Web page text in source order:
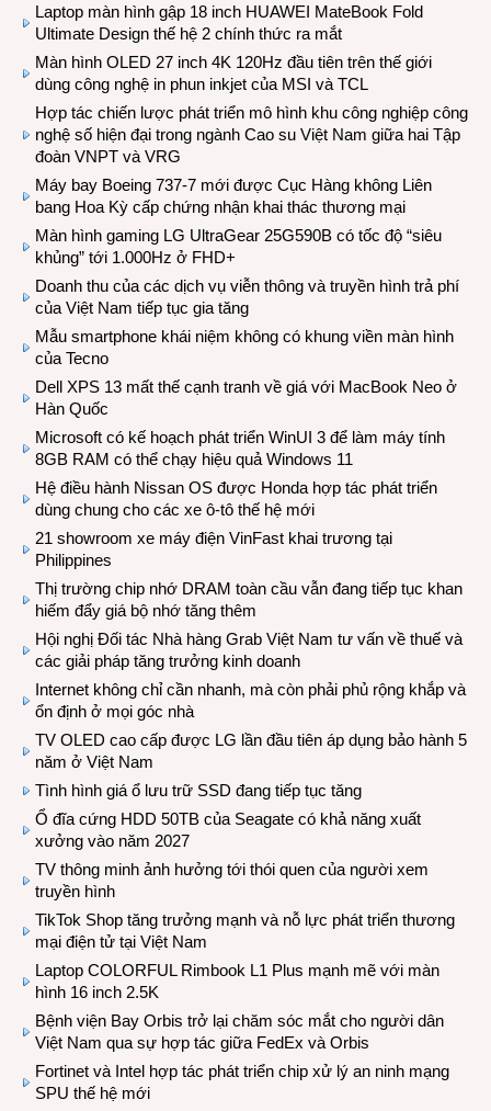
Laptop màn hình gập 18 inch HUAWEI MateBook Fold
Ultimate Design thế hệ 2 chính thức ra mắt
Màn hình OLED 27 inch 4K 120Hz đầu tiên trên thế giới
dùng công nghệ in phun inkjet của MSI và TCL
Hợp tác chiến lược phát triển mô hình khu công nghiệp công
nghệ số hiện đại trong ngành Cao su Việt Nam giữa hai Tập
đoàn VNPT và VRG
Máy bay Boeing 737-7 mới được Cục Hàng không Liên
bang Hoa Kỳ cấp chứng nhận khai thác thương mại
Màn hình gaming LG UltraGear 25G590B có tốc độ “siêu
khủng” tới 1.000Hz ở FHD+
Doanh thu của các dịch vụ viễn thông và truyền hình trả phí
của Việt Nam tiếp tục gia tăng
Mẫu smartphone khái niệm không có khung viền màn hình
của Tecno
Dell XPS 13 mất thế cạnh tranh về giá với MacBook Neo ở
Hàn Quốc
Microsoft có kế hoạch phát triển WinUI 3 để làm máy tính
8GB RAM có thể chạy hiệu quả Windows 11
Hệ điều hành Nissan OS được Honda hợp tác phát triển
dùng chung cho các xe ô-tô thế hệ mới
21 showroom xe máy điện VinFast khai trương tại
Philippines
Thị trường chip nhớ DRAM toàn cầu vẫn đang tiếp tục khan
hiếm đẩy giá bộ nhớ tăng thêm
Hội nghị Đối tác Nhà hàng Grab Việt Nam tư vấn về thuế và
các giải pháp tăng trưởng kinh doanh
Internet không chỉ cần nhanh, mà còn phải phủ rộng khắp và
ổn định ở mọi góc nhà
TV OLED cao cấp được LG lần đầu tiên áp dụng bảo hành 5
năm ở Việt Nam
Tình hình giá ổ lưu trữ SSD đang tiếp tục tăng
Ổ đĩa cứng HDD 50TB của Seagate có khả năng xuất
xưởng vào năm 2027
TV thông minh ảnh hưởng tới thói quen của người xem
truyền hình
TikTok Shop tăng trưởng mạnh và nỗ lực phát triển thương
mại điện tử tại Việt Nam
Laptop COLORFUL Rimbook L1 Plus mạnh mẽ với màn
hình 16 inch 2.5K
Bệnh viện Bay Orbis trở lại chăm sóc mắt cho người dân
Việt Nam qua sự hợp tác giữa FedEx và Orbis
Fortinet và Intel hợp tác phát triển chip xử lý an ninh mạng
SPU thế hệ mới